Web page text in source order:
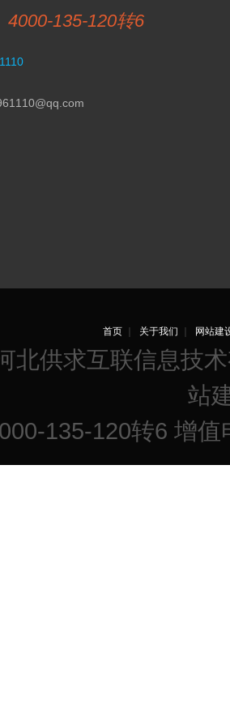
4000-135-120转6
首页｜ 关于我们 网站建
北供求互联信息技
站
135-120转6 增